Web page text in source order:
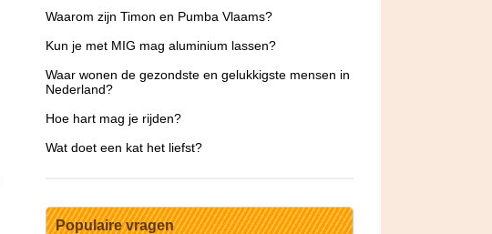
Waarom zijn Timon en Pumba Vlaams?
Kun je met MIG mag aluminium lassen?
Waar wonen de gezondste en gelukkigste mensen in
Nederland?
Hoe hart mag je rijden?
Wat doet een kat het liefst?
Populaire vragen